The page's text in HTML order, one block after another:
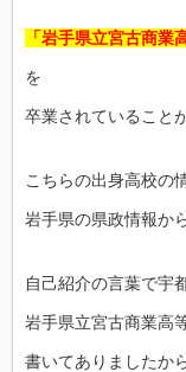
「岩手県立宮古商業
を
卒業されていること
こちらの出身高校の
岩手県の県政情報か
自己紹介の言葉で宇
岩手県立宮古商業高
書いてありましたか